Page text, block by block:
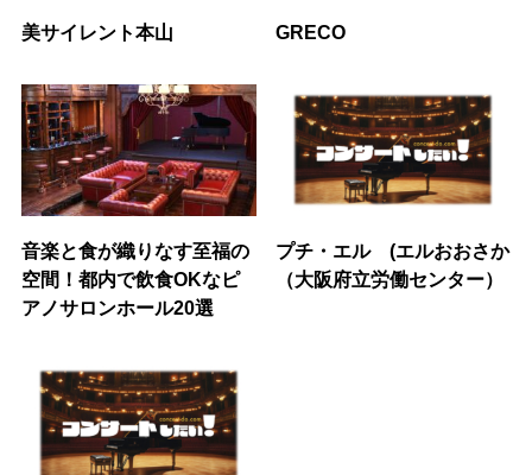
美サイレント本山 GRECO
音楽と食が織りなす至福の
空間！都内で飲食OKなピ
アノサロンホール20選
プチ・エル (エルおおさか
（大阪府立労働センター）